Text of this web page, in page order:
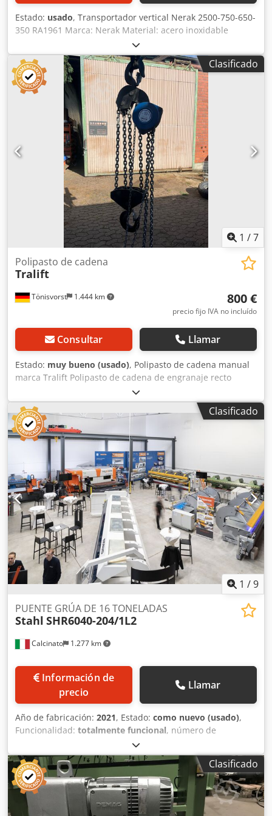
Estado: usado, Transportador vertical Nerak 2500-750-650-
350 RA1961 Marca: Nerak Material: acero inoxidable
Alimentos seguros Sentido de marcha: ambos sentidos
Altura de transporte vertical: 2500 mm Tamaño máximo de
la mercancía transportada: 750x650x350 mm LxAnxAl
Altura: 3300 mm Ancho del andamio (NB): 1155 mm
Crodpfx Agowdbqfjksf Altura de los pies: 150 mm Poleas:
20 uds. Motor: Motor SEW 380-500 V Velocidad del
transportador: 0,45 m/s Volumen de suministro: incluye
soportes, sin guías laterales, barreras de luz, caja de
terminales Disponible opcionalmente: Convertidor de
frecuencia Para obtener asesoramiento individual y
profesional, simplemente contáctenos. Simplemente
contáctenos por teléfono o correo electrónico. Estaremos
encantados de ayudarle a planificar e implementar sus
proyectos. Esperamos poder hablar con usted.
Atentamente Su equipo en Dr. Sonntag GmbH & Co. KG Su
especialista y persona de contacto para intralogística
Clasificado
1 /7
Tönisvorst 1.444 km
Polipasto de cadena
Tralift
800 €
precio fijo IVA no incluído
Consultar Llamar
Estado: muy bueno (usado), Polipasto de cadena manual
marca Tralift Polipasto de cadena de engranaje recto
Altura de elevación 9 metros Año 2001, muy poco usado
Peso 140 kg Cadena de carga 10 x 30 metros Crsdpfx
Agsufpu Dskjf 2 piezas disponibles
Clasificado
1 /9
Calcinato 1.277 km
PUENTE GRÚA DE 16 TONELADAS
Stahl SHR6040-204/1L2
Información de
precio
Llamar
Año de fabricación: 2021, Estado: como nuevo (usado),
Funcionalidad: totalmente funcional, número de
, PESO 8000KG Crjdpfxot Nhqyo
Agksf FEM ISO 1Am M4 KW 2.4/15.5 ( 50 Hz) CAPACIDAD
MÁX. 16 TON
Clasificado